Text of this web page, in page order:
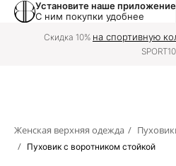
Установите наше приложение
С ним покупки удобнее
Доставку в вашу страну
международной
Женская верхняя одежда /
/ Пуховик с воротником стойкой